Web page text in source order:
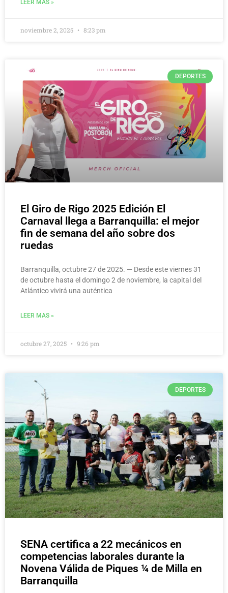
LEER MAS »
noviembre 2, 2025 8:23 pm
DEPORTES
El Giro de Rigo 2025 Edición El
Carnaval llega a Barranquilla: el mejor
fin de semana del año sobre dos
ruedas
Barranquilla, octubre 27 de 2025. — Desde este viernes 31
de octubre hasta el domingo 2 de noviembre, la capital del
Atlántico vivirá una auténtica
LEER MAS »
octubre 27, 2025 9:26 pm
DEPORTES
SENA certifica a 22 mecánicos en
competencias laborales durante la
Novena Válida de Piques ¼ de Milla en
Barranquilla